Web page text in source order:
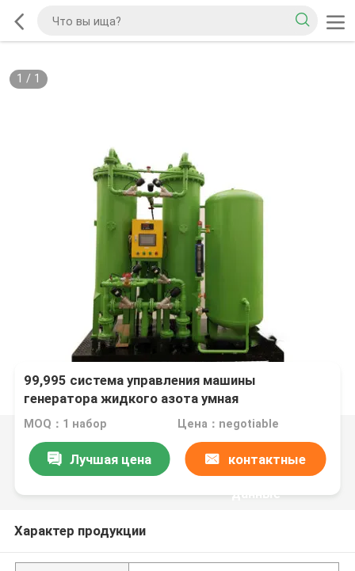
1 / 1
99,995 система управления машины
генератора жидкого азота умная
MOQ：1 набор Цена：negotiable
Лучшая цена контактные
данные
Характер продукции